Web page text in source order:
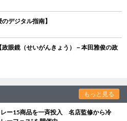
デジタル指南】
眼鏡（せいがんきょう）－本田雅俊の政
もっと見る
レー15商品を一斉投入 名店監修から冷